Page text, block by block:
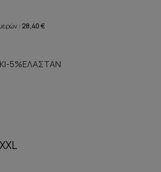
: 28,40 €
5%ΕΛΑΣΤΑΝ
XXL